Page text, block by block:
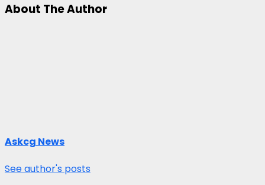
About The Author
Askcg News
See author's posts